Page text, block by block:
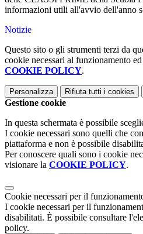
informazioni utili all'avvio dell'anno
Notizie
Questo sito o gli strumenti terzi da
cookie necessari al funzionamento
COOKIE POLICY.
Personalizza Rifiuta tutti i cookies
Gestione cookie
In questa schermata è possibile
I cookie necessari sono quelli che
piattaforma e non è possibile
Per conoscere quali sono i cookie
visionare la COOKIE POLICY.
Cookie necessari per il
I cookie necessari per il
disabilitati. È possibile consultare
policy.